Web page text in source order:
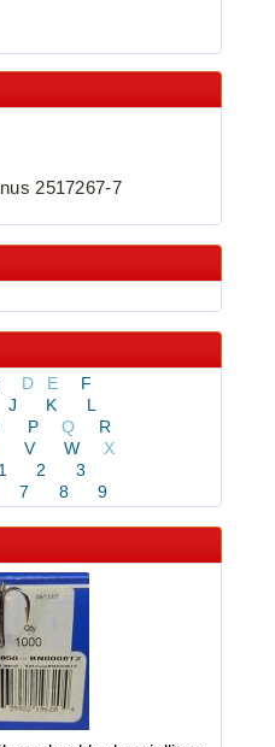
Black Nickel
N.2
Black Ni...
Black Nickel
N.8
2517267-7
D E
F
J K
L
P Q
R
V W
X
1 2
3
7 8 9